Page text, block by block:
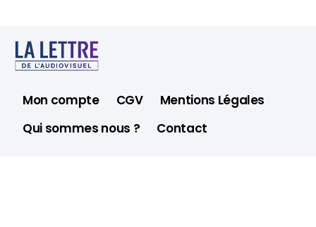
Mon compte CGV
Mentions Légales
Qui sommes nous ?
Contact